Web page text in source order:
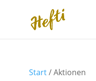
Start/ Aktionen